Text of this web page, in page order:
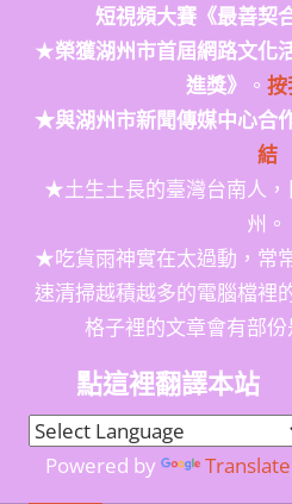
短視頻大賽《最善契
★榮獲湖州市首屆網路文化
進獎》
。
★與湖州市新聞傳媒中心合
結
★土生土長的臺灣台南人
州。
★吃貨雨神實在太過動，常
速清掃越積越多的電腦檔裡
格子裡的文章會有部份
點這裡翻譯本站
Powered by Translate